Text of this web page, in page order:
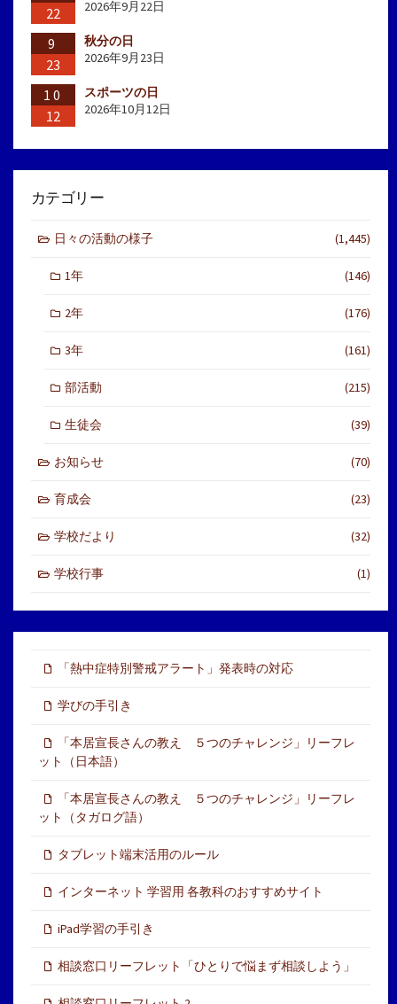
22
2026年9月22日
9
23
秋分の日
2026年9月23日
10
12
スポーツの日
2026年10月12日
カテゴリー
日々の活動の様子 (1,445)
1年 (146)
2年 (176)
3年 (161)
部活動 (215)
生徒会 (39)
お知らせ (70)
育成会 (23)
学校だより (32)
学校行事 (1)
「熱中症特別警戒アラート」発表時の対応
学びの手引き
「本居宣長さんの教え ５つのチャレンジ」リーフレ
ット（日本語）
「本居宣長さんの教え ５つのチャレンジ」リーフレ
ット（タガログ語）
タブレット端末活用のルール
インターネット 学習用 各教科のおすすめサイト
iPad学習の手引き
相談窓口リーフレット「ひとりで悩まず相談しよう」